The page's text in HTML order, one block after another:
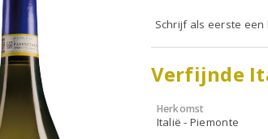
Schrijf als eerste
Verfijnde
Herkomst
Italië - Piemonte